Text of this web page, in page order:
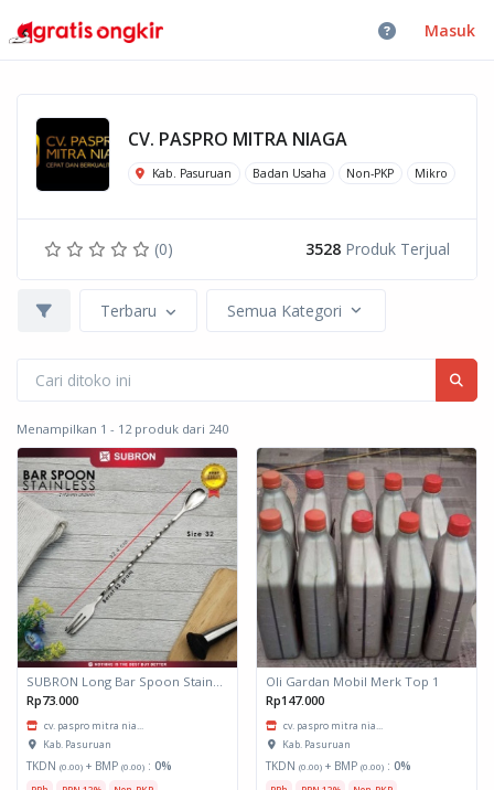
Masuk
CV. PASPRO MITRA NIAGA
Kab. Pasuruan Badan Usaha Non-PKP Mikro
(0) 3528 Produk Terjual
Terbaru Semua Kategori
Menampilkan 1 - 12 produk dari 240
Rp73.000
cv. paspro mitra nia...
Kab. Pasuruan
TKDN (0.00) + BMP (0.00) : 0%
Oli Gardan Mobil Merk Top 1
Rp147.000
cv. paspro mitra nia...
Kab. Pasuruan
TKDN (0.00) + BMP (0.00) : 0%